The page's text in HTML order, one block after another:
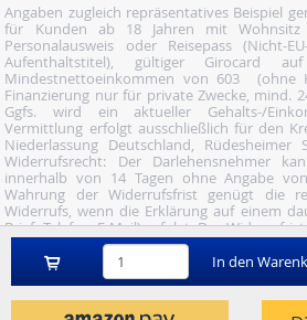
In den
Angaben zugleich repräsentatives Beispiel
für Kunden ab 18 Jahren mit Wohnsitz
Personalausweis oder Reisepass (Nicht-
Aufenthaltstitel), gültiger Girocard
Mindestnettoeinkommen von 603  (ohne
Finanzierung nur für private Zwecke, mind.
Ggfs. wird ein aktueller Gehalts-/
Vermittlung erfolgt ausschließlich für den
Niederlassung Deutschland,
Widerrufsrecht: Der Darlehensnehmer
innerhalb von 14 Tagen ohne Angabe
Wahrung der Widerrufsfrist genügt die
Widerrufs, wenn die Erklärung auf einem
Brief, Telefax, E-Mail) erfolgt. Der Widerruf
S.A. Niederlassung Deutschland,
03/34 69 54-09; Tel.: 02 03/
widerruf@consorsfinanz.de).
Nutze unser Midnight-Shopping und